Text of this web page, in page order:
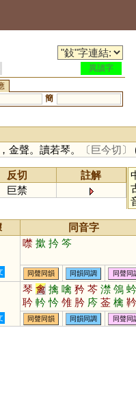
異讀字
簡
金聲。讀若琴。 〔巨今切〕
反切
註解
巨禁
同音字
噤 撳 扲 笒
同聲同韻 同韻同調 同聲同
琴 禽 擒 噙 矜 芩 澿 鳹 蚙
耹 軡 忴 雂 肣 庈 菳 檎 靲
同聲同韻 同韻同調 同聲同